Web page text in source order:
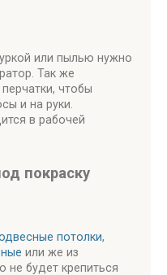
или пылью нужно
Так же
чтобы
и на руки.
в рабочей
покраску
потолки,
или же из
не будет крепиться